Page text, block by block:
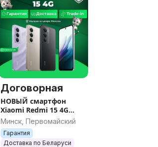
Договорная
НОВЫЙ смартфон
Xiaomi Redmi 15 4G
(запечатан) /Гарантия
/(запечатан) / Гарантия
/ Все цвета / Память
Минск, Первомайский
Гарантия
Доставка по Беларуси